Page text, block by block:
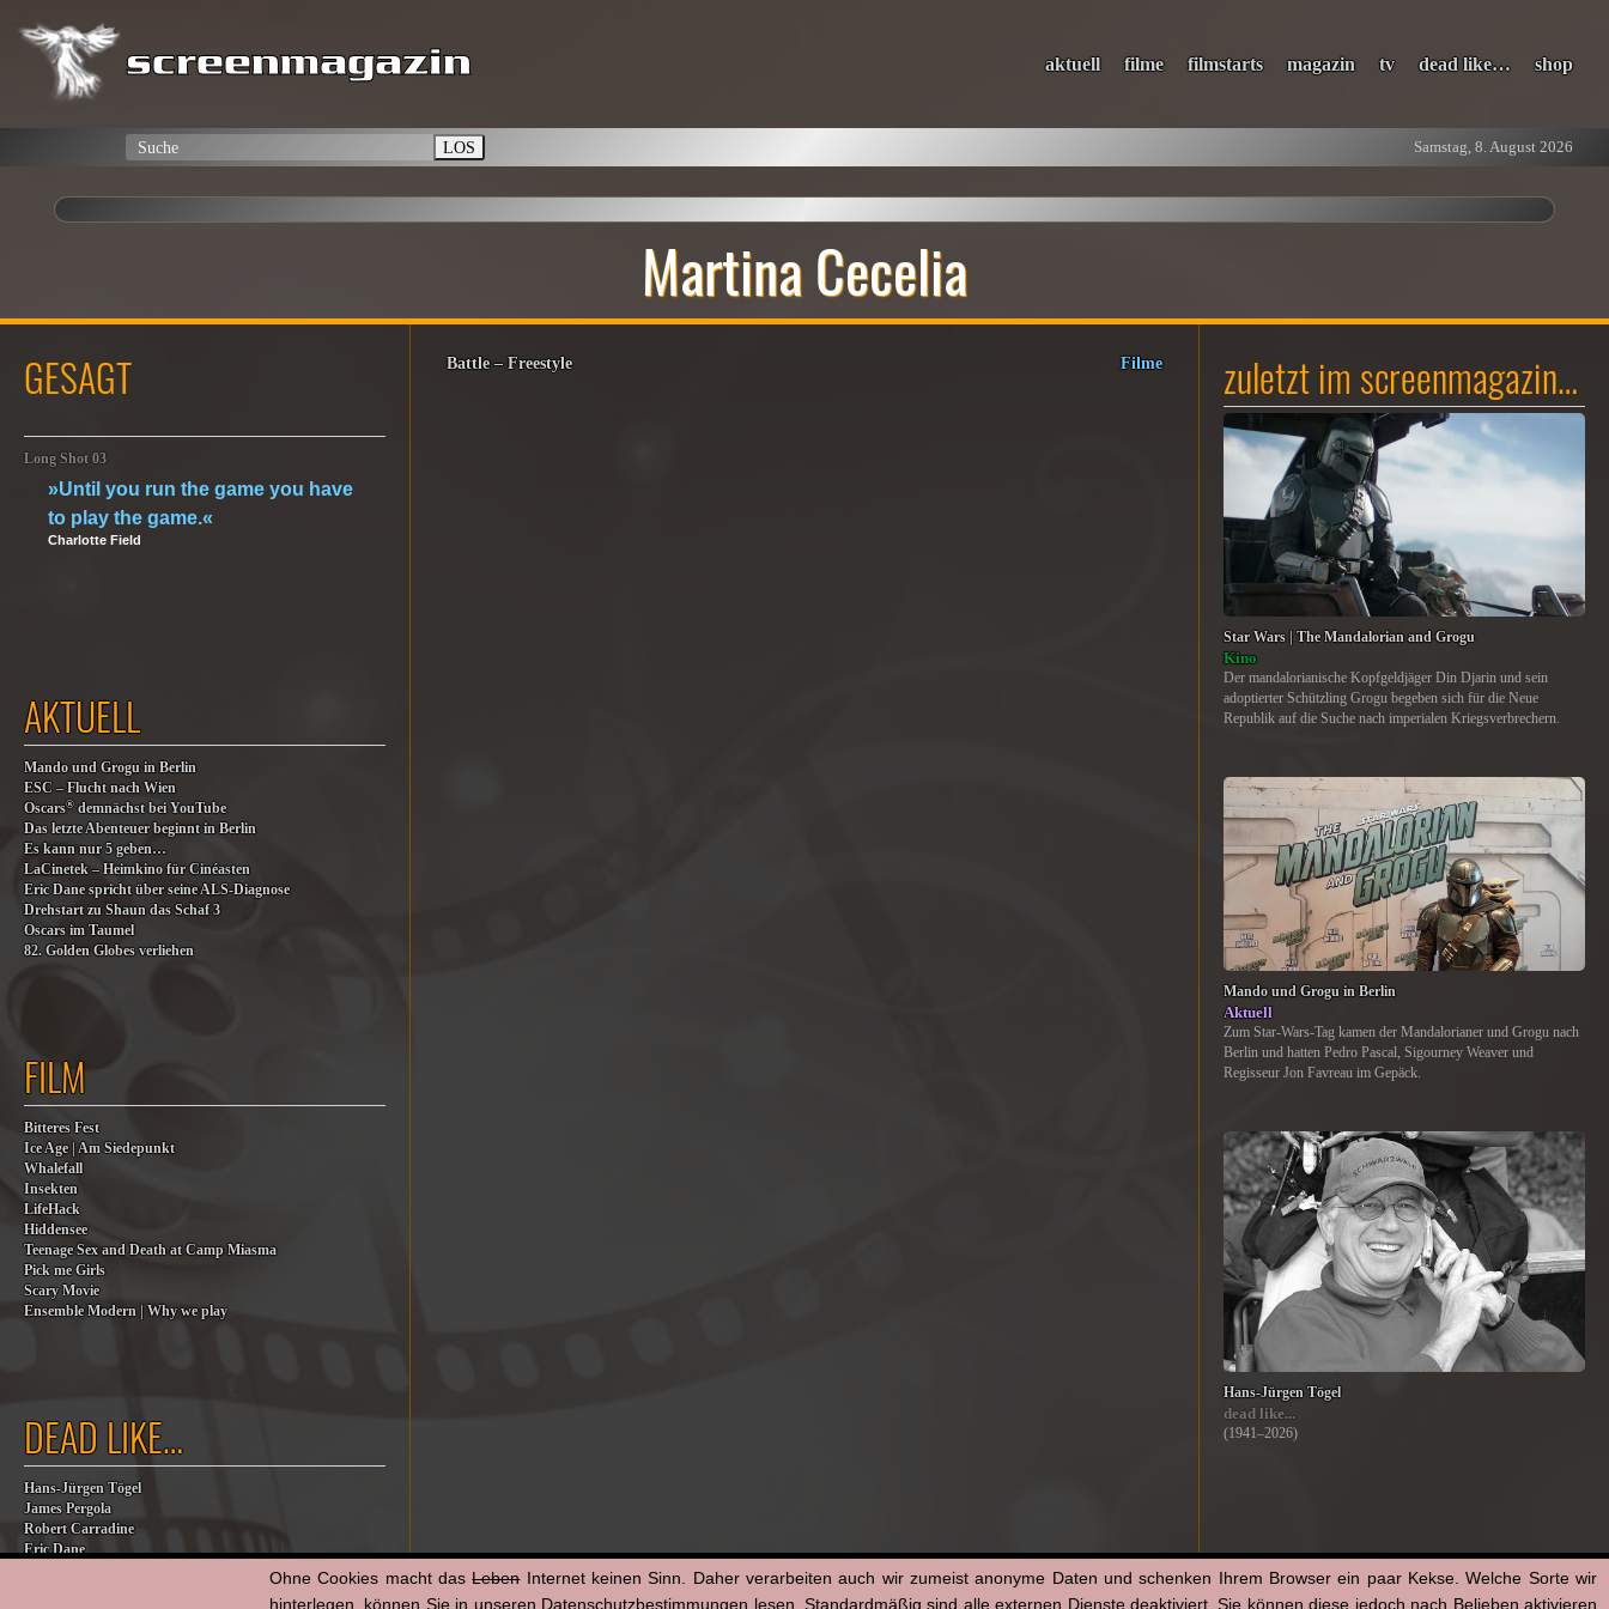
aktuell filme filmstarts magazin tv dead like… shop
LOS Samstag, 8. August 2026
Martina Cecelia
Battle – Freestyle Filme
GESAGT
Long Shot 03
»Until you run the game you have
to play the game.«
Charlotte Field
AKTUELL
Mando und Grogu in Berlin
ESC – Flucht nach Wien
Oscars®demnächst bei YouTube
Das letzte Abenteuer beginnt in Berlin
Es kann nur 5 geben…
LaCinetek – Heimkino für Cinéasten
Eric Dane spricht über seine ALS-Diagnose
Drehstart zu Shaun das Schaf 3
Oscars im Taumel
82. Golden Globes verliehen
FILM
Bitteres Fest
Ice Age | Am Siedepunkt
Whalefall
Insekten
LifeHack
Hiddensee
Teenage Sex and Death at Camp Miasma
Pick me Girls
Scary Movie
Ensemble Modern | Why we play
DEAD LIKE…
Hans-Jürgen Tögel
James Pergola
Robert Carradine
Eric Dane
zuletzt im screenmagazin…
Star Wars | The Mandalorian and Grogu
Kino
Der mandalorianische Kopfgeldjäger Din Djarin und sein
adoptierter Schützling Grogu begeben sich für die Neue
Republik auf die Suche nach imperialen Kriegsverbrechern.
Mando und Grogu in Berlin
Aktuell
Zum Star-Wars-Tag kamen der Mandalorianer und Grogu nach
Berlin und hatten Pedro Pascal, Sigourney Weaver und
Regisseur Jon Favreau im Gepäck.
Hans-Jürgen Tögel
dead like...
(1941–2026)
Ohne Cookies macht dasLebenInternet keinen Sinn. Daher verarbeiten auch wir zumeist anonyme Daten und schenken Ihrem Browser ein paar Kekse. Welche Sorte wir
hinterlegen, können Sie in unseren Datenschutzbestimmungen lesen. Standardmäßig sind alle externen Dienste deaktiviert. Sie können diese jedoch nach Belieben aktivieren